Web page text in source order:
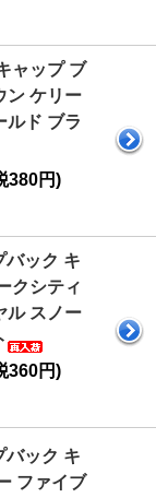
ャップ ブ
ン ケリー
ルド ブラ
380円)
バック キ
クシティ
ル スノー
360円)
バック キ
ファイブ